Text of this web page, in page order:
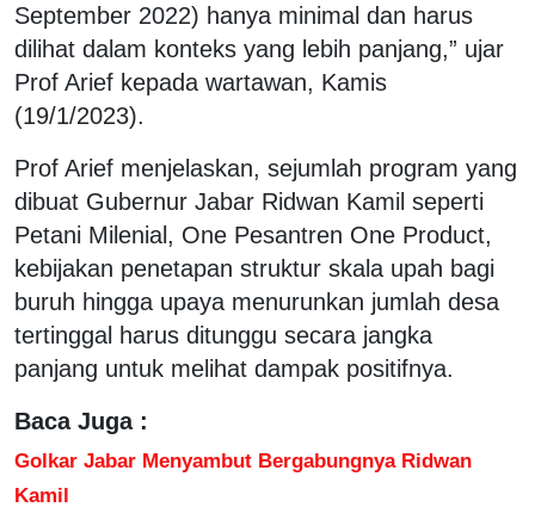
September 2022) hanya minimal dan harus
dilihat dalam konteks yang lebih panjang,” ujar
Prof Arief kepada wartawan, Kamis
(19/1/2023).
Prof Arief menjelaskan, sejumlah program yang
dibuat Gubernur Jabar Ridwan Kamil seperti
Petani Milenial, One Pesantren One Product,
kebijakan penetapan struktur skala upah bagi
buruh hingga upaya menurunkan jumlah desa
tertinggal harus ditunggu secara jangka
panjang untuk melihat dampak positifnya.
Baca Juga :
Golkar Jabar Menyambut Bergabungnya Ridwan
Kamil